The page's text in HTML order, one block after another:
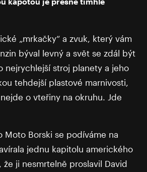
„mrkačky“ a zvuk, který vám
býval levný a svět se zdál být
nejrychlejší stroj planety a jeho
tehdejší plastové marnivosti,
o vteřiny na okruhu. Jde
Moto Borski se podíváme na
jednu kapitolu amerického
ji nesmrtelně proslavil David